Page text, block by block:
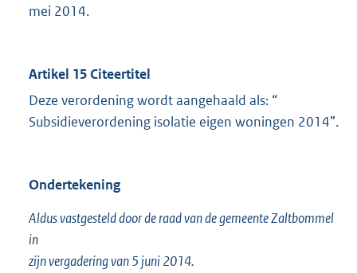
mei 2014.
Artikel 15 Citeertitel
Deze verordening wordt aangehaald als: “
Subsidieverordening isolatie eigen woningen 2014”.
Ondertekening
Aldus vastgesteld door de raad van de gemeente Zaltbommel
in
zijn vergadering van 5 juni 2014.